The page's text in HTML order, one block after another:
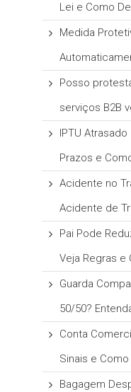
Lei e Como
Medida
Posso
serviços B2B
IPTU
Prazos e
Acidente no
Acidente de
Pai Pode
Veja Regras e
Guarda
50/50?
Conta
Sinais e
Bagagem